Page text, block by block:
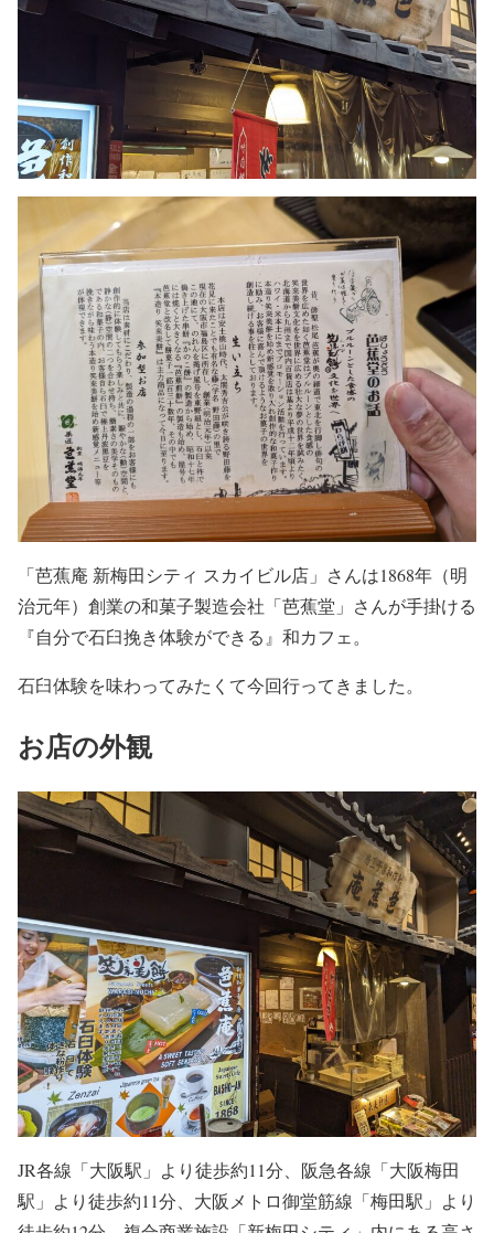
「芭蕉庵 新梅田シティ スカイビル店」さんは1868年（明
治元年）創業の和菓子製造会社「芭蕉堂」さんが手掛ける
『自分で石臼挽き体験ができる』和カフェ。
石臼体験を味わってみたくて今回行ってきました。
お店の外観
JR各線「大阪駅」より徒歩約11分、阪急各線「大阪梅田
駅」より徒歩約11分、大阪メトロ御堂筋線「梅田駅」より